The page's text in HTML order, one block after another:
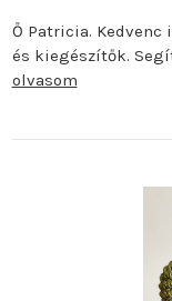
Ő Patricia. Kedvenc
és kiegészítők.
olvasom